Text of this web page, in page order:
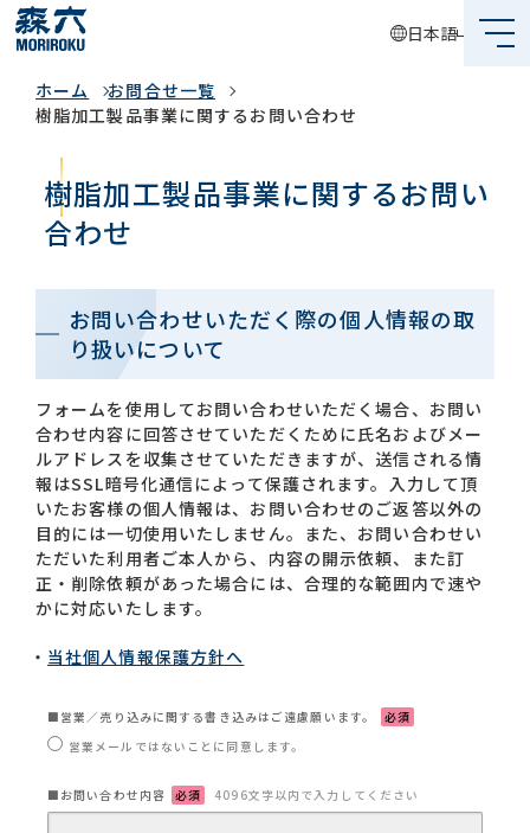
日本語
森六って何？
企業情報
事業内容
投資家情報
グローバルネットワーク
お問い合わせ一覧
おすすめキーワード
ホーム
お問合せ一覧
樹脂加工製品事業に関するお問い合わせ
樹脂加工製品事業に関するお問い
合わせ
お問い合わせいただく際の個人情報の取
り扱いについて
フォームを使用してお問い合わせいただく場合、お問い
合わせ内容に回答させていただくために氏名およびメー
ルアドレスを収集させていただきますが、送信される情
報はSSL暗号化通信によって保護されます。入力して頂
いたお客様の個人情報は、お問い合わせのご返答以外の
目的には一切使用いたしません。また、お問い合わせい
ただいた利用者ご本人から、内容の開示依頼、また訂
正・削除依頼があった場合には、合理的な範囲内で速や
かに対応いたします。
当社個人情報保護方針へ
■営業／売り込みに関する書き込みはご遠慮願います。
必須
営業メールではないことに同意します。
■お問い合わせ内容 必須 4096文字以内で入力してください